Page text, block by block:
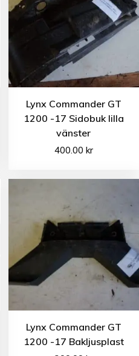
Lynx Commander GT
1200 -17 Sidobuk lilla
vänster
400.00 kr
Lynx Commander GT
1200 -17 Bakljusplast